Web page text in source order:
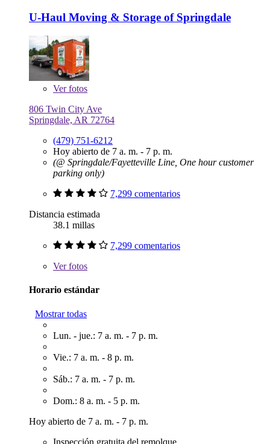
U-Haul Moving & Storage of Springdale
Verfotos
806 Twin City Ave
Springdale, AR 72764
(479) 751-6212
Hoy abierto de 7 a. m. - 7 p. m.
(@ Springdale/Fayetteville Line, One hour customer
parking only)
7,299 comentarios
Distancia estimada
38.1 millas
7,299 comentarios
Verfotos
Horario estándar
Mostrar todas
Lun. - jue.: 7 a. m. - 7 p. m.
Vie.: 7 a. m. - 8 p. m.
Sáb.: 7 a. m. - 7 p. m.
Dom.: 8 a. m. - 5 p. m.
Hoy abierto de 7 a. m. - 7 p. m.
Inspección gratuita del remolque